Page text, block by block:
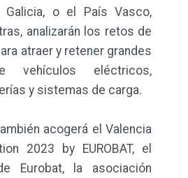
Galicia, o el País Vasco,
analizarán los retos de
atraer y retener grandes
vehículos eléctricos,
y sistemas de carga.
acogerá el Valencia
2023 by EUROBAT, el
Eurobat, la asociación